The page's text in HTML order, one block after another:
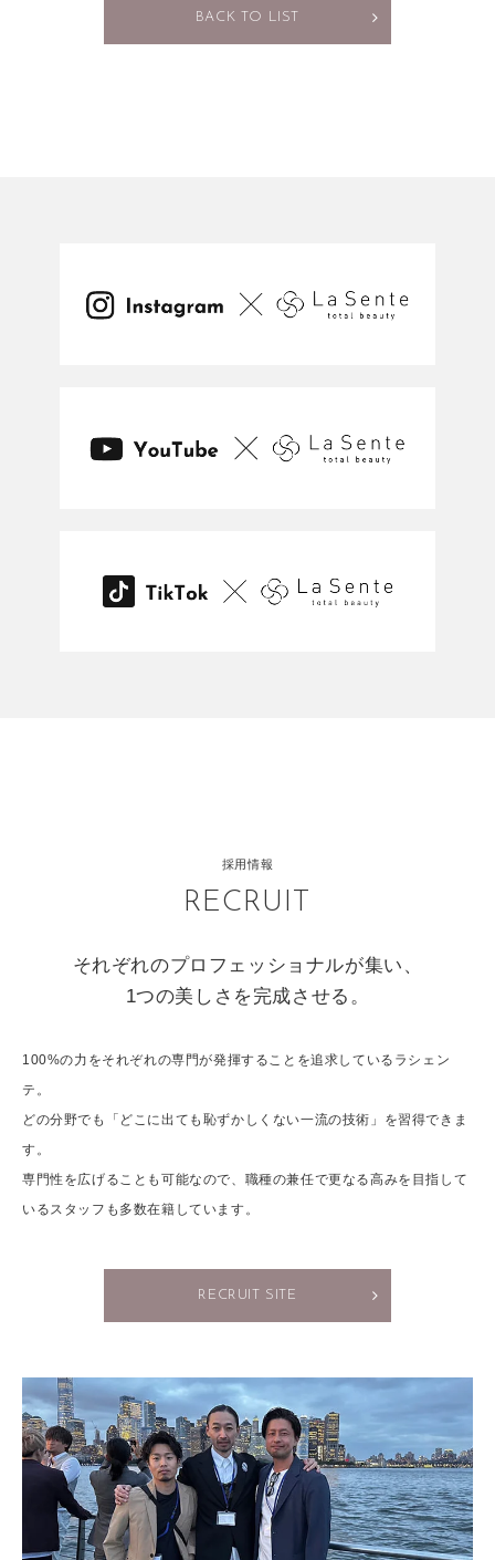
BACK TO LIST
採用情報
RECRUIT
それぞれのプロフェッショナルが集い、
1つの美しさを完成させる。
100%の力をそれぞれの専門が発揮することを追求しているラシェン
テ。
どの分野でも「どこに出ても恥ずかしくない一流の技術」を習得できま
す。
専門性を広げることも可能なので、職種の兼任で更なる高みを目指して
いるスタッフも多数在籍しています。
RECRUIT SITE